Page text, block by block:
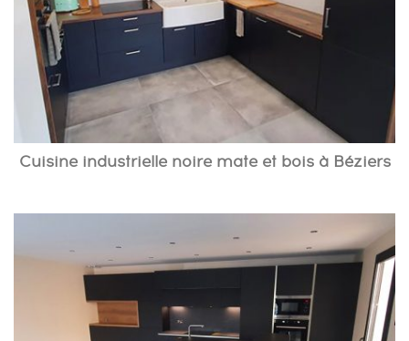
Cuisine industrielle noire mate et bois à Béziers